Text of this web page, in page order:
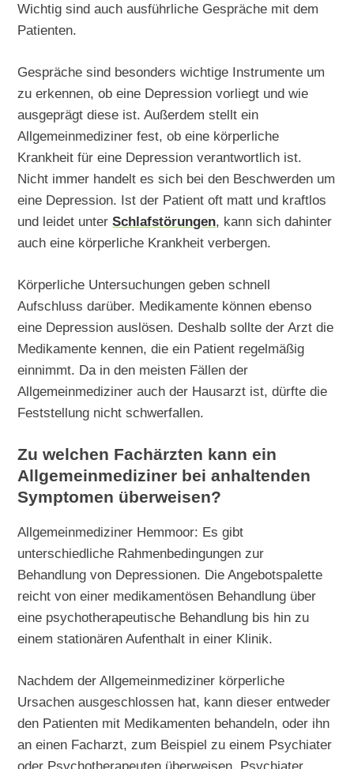
Wichtig sind auch ausführliche Gespräche mit dem
Patienten.
Gespräche sind besonders wichtige Instrumente um
zu erkennen, ob eine Depression vorliegt und wie
ausgeprägt diese ist. Außerdem stellt ein
Allgemeinmediziner fest, ob eine körperliche
Krankheit für eine Depression verantwortlich ist.
Nicht immer handelt es sich bei den Beschwerden um
eine Depression. Ist der Patient oft matt und kraftlos
und leidet unterSchlafstörungen, kann sich dahinter
auch eine körperliche Krankheit verbergen.
Körperliche Untersuchungen geben schnell
Aufschluss darüber. Medikamente können ebenso
eine Depression auslösen. Deshalb sollte der Arzt die
Medikamente kennen, die ein Patient regelmäßig
einnimmt. Da in den meisten Fällen der
Allgemeinmediziner auch der Hausarzt ist, dürfte die
Feststellung nicht schwerfallen.
Zu welchen Fachärzten kann ein
Allgemeinmediziner bei anhaltenden
Symptomen überweisen?
Allgemeinmediziner Hemmoor: Es gibt
unterschiedliche Rahmenbedingungen zur
Behandlung von Depressionen. Die Angebotspalette
reicht von einer medikamentösen Behandlung über
eine psychotherapeutische Behandlung bis hin zu
einem stationären Aufenthalt in einer Klinik.
Nachdem der Allgemeinmediziner körperliche
Ursachen ausgeschlossen hat, kann dieser entweder
den Patienten mit Medikamenten behandeln, oder ihn
an einen Facharzt, zum Beispiel zu einem Psychiater